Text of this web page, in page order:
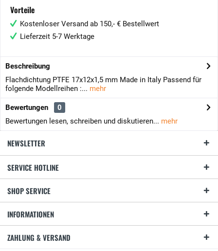
Vorteile
Kostenloser Versand ab 150,- € Bestellwert
Lieferzeit 5-7 Werktage
Beschreibung
Flachdichtung PTFE 17x12x1,5 mm Made in Italy Passend für
folgende Modellreihen :... mehr
Bewertungen
0
Bewertungen lesen, schreiben und diskutieren... mehr
NEWSLETTER
SERVICE HOTLINE
SHOP SERVICE
INFORMATIONEN
ZAHLUNG & VERSAND